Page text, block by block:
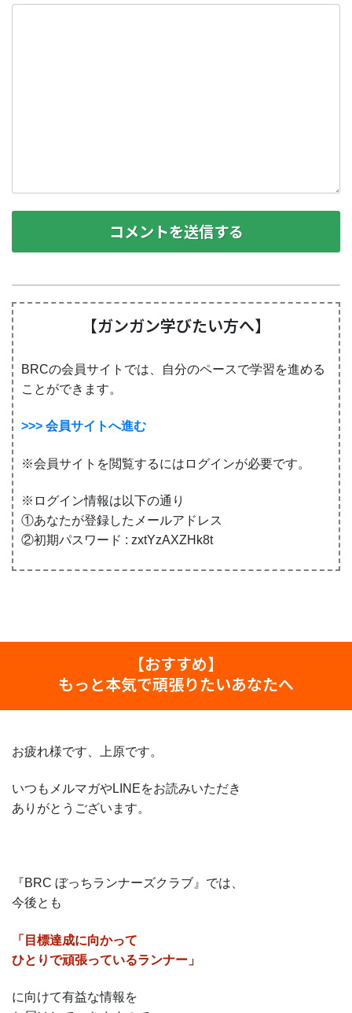
コメントを送信する
【ガンガン学びたい方へ】
BRCの会員サイトでは、自分のペースで学習を進める
ことができます。
>>> 会員サイトへ進む
※会員サイトを閲覧するにはログインが必要です。
※ログイン情報は以下の通り
①あなたが登録したメールアドレス
②初期パスワード : zxtYzAXZHk8t
【おすすめ】
もっと本気で頑張りたいあなたへ
お疲れ様です、上原です。
いつもメルマガやLINEをお読みいただき
ありがとうございます。
『BRC ぼっちランナーズクラブ』では、
今後とも
「目標達成に向かって
ひとりで頑張っているランナー」
に向けて有益な情報を